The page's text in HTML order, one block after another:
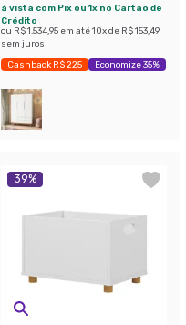
à vista com Pix ou 1x no Cartão de
Crédito
ou R$ 1.534,95 em até10x de R$ 153,49
sem juros
Cashback R$ 225 Economize 35%
39%